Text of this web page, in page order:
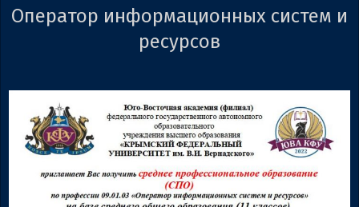
Оператор информационных систем и
ресурсов